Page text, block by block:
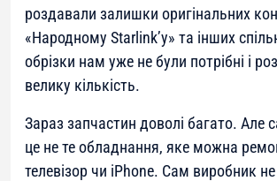
роздавали залишки оригінальних
«Народному Starlink’у» та інших
обрізки нам уже не були потрібні і
велику кількість.
Зараз запчастин доволі багато. Але
це не те обладнання, яке можна
телевізор чи iPhone. Сам виробник